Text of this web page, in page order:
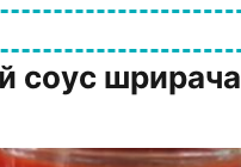
соус шрирача